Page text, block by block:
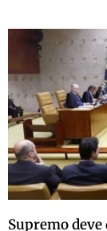
Supremo